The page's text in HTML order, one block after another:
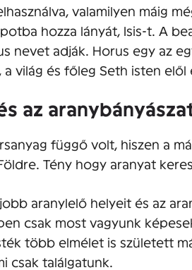
valamilyen máig
hozza lányát, Isis-t. A
nevet adják. Horus egy az
világ és főleg Seth isten elől
az
függő volt, hiszen a
Tény hogy aranyat
aranylelő helyeit és az
csak most vagyunk
több elmélet is született
csak találgatunk.